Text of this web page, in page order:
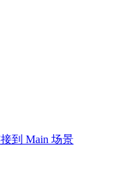
到 Main 场景